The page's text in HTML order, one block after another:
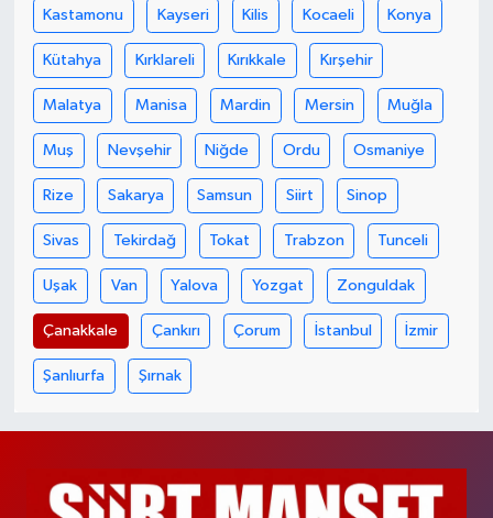
Kastamonu Kayseri Kilis Kocaeli Konya
Kütahya Kırklareli Kırıkkale Kırşehir
Malatya Manisa Mardin Mersin Muğla
Muş Nevşehir Niğde Ordu Osmaniye
Rize Sakarya Samsun Siirt Sinop
Sivas Tekirdağ Tokat Trabzon Tunceli
Uşak Van Yalova Yozgat Zonguldak
Çanakkale Çankırı Çorum İstanbul İzmir
Şanlıurfa Şırnak